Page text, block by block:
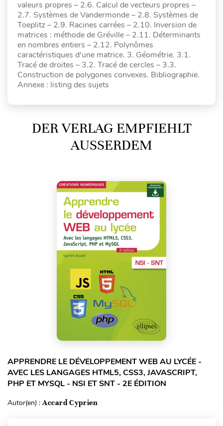
valeurs propres – 2.6. Calcul de vecteurs propres –
2.7. Systèmes de Vandermonde – 2.8. Systèmes de
Toeplitz – 2.9. Racines carrées – 2.10. Inversion de
matrices : méthode de Gréville – 2.11. Déterminants
en nombres entiers – 2.12. Polynômes
caractéristiques d'une matrice. 3. Géométrie. 3.1.
Tracé de droites – 3.2. Tracé de cercles – 3.3.
Construction de polygones convexes. Bibliographie.
Annexe : listing des sujets
DER VERLAG EMPFIEHLT
AUSSERDEM
APPRENDRE LE DÉVELOPPEMENT WEB AU LYCÉE -
AVEC LES LANGAGES HTML5, CSS3, JAVASCRIPT,
PHP ET MYSQL - NSI ET SNT - 2E ÉDITION
Autor(en) :Accard Cyprien